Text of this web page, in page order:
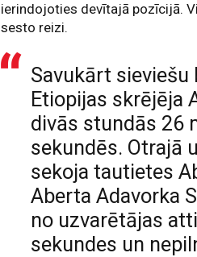
ierindojoties devītajā pozīcijā.
sesto reizi.
Savukārt
Etiopijas skrējēja
divās stundās 26
sekundēs. Otrajā
sekoja tautietes
Aberta Adavorka
no uzvarētājas
sekundes un